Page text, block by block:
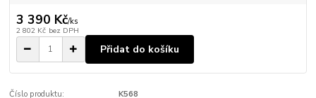
3 390 Kč/ks
2 802 Kč bez DPH
Přidat do košíku
Číslo produktu:
K568